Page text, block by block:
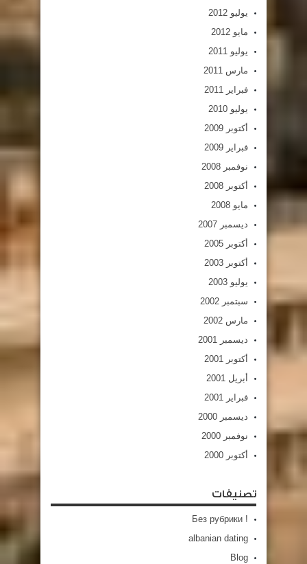
يوليو 2012
مايو 2012
يوليو 2011
مارس 2011
فبراير 2011
يوليو 2010
أكتوبر 2009
فبراير 2009
نوفمبر 2008
أكتوبر 2008
مايو 2008
ديسمبر 2007
أكتوبر 2005
أكتوبر 2003
يوليو 2003
سبتمبر 2002
مارس 2002
ديسمبر 2001
أكتوبر 2001
أبريل 2001
فبراير 2001
ديسمبر 2000
نوفمبر 2000
أكتوبر 2000
تصنيفات
! Без рубрики
albanian dating
Blog